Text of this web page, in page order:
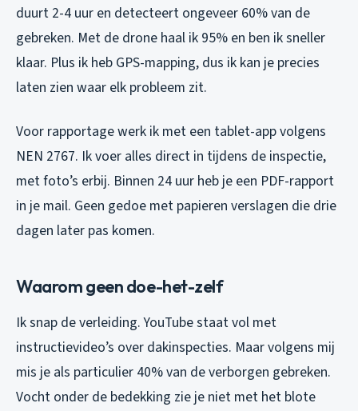
duurt 2-4 uur en detecteert ongeveer 60% van de
gebreken. Met de drone haal ik 95% en ben ik sneller
klaar. Plus ik heb GPS-mapping, dus ik kan je precies
laten zien waar elk probleem zit.
Voor rapportage werk ik met een tablet-app volgens
NEN 2767. Ik voer alles direct in tijdens de inspectie,
met foto’s erbij. Binnen 24 uur heb je een PDF-rapport
in je mail. Geen gedoe met papieren verslagen die drie
dagen later pas komen.
Waarom geen doe-het-zelf
Ik snap de verleiding. YouTube staat vol met
instructievideo’s over dakinspecties. Maar volgens mij
mis je als particulier 40% van de verborgen gebreken.
Vocht onder de bedekking zie je niet met het blote